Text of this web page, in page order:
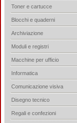
Toner e cartucce
Blocchi e quaderni
Archiviazione
Moduli e registri
Macchine per ufficio
Informatica
Comunicazione visiva
Disegno tecnico
Regali e confezioni